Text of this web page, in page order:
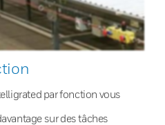
par fonction vous
sur des tâches